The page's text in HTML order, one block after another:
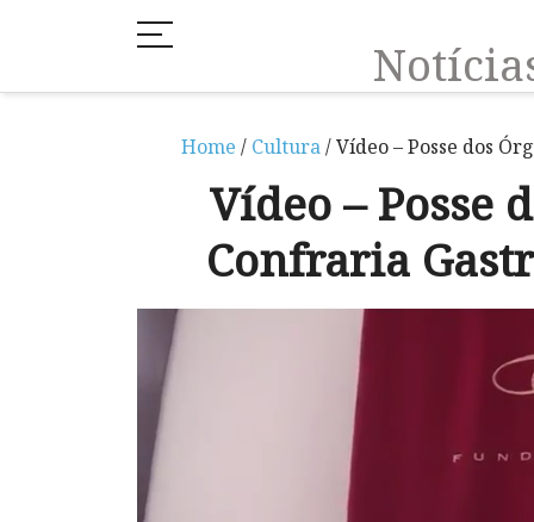
Home / Cultura/ Vídeo – Posse dos
Vídeo – Posse
Confraria